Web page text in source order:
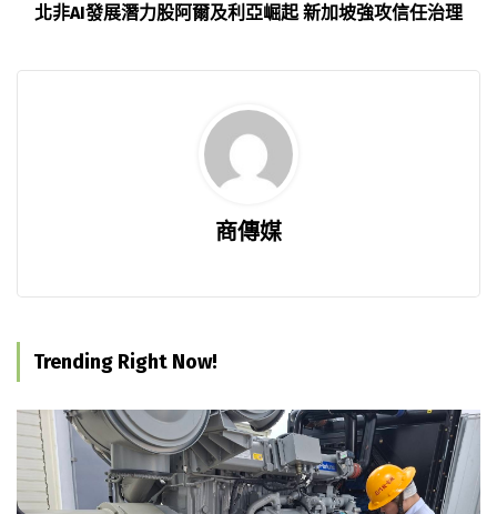
北非AI發展潛力股阿爾及利亞崛起 新加坡強攻信任治理
商傳媒
Trending Right Now!